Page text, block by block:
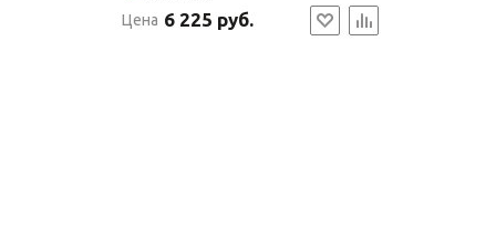
Цена 6 225 руб.